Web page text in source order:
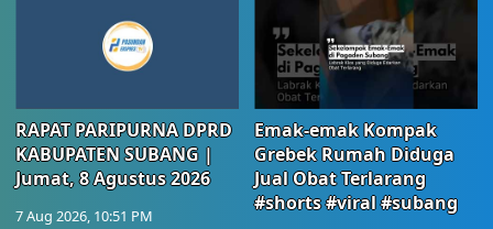
RAPAT PARIPURNA DPRD
KABUPATEN SUBANG |
Jumat, 8 Agustus 2026
7 Aug 2026, 10:51 PM
Emak-emak Kompak
Grebek Rumah Diduga
Jual Obat Terlarang
#shorts #viral #subang